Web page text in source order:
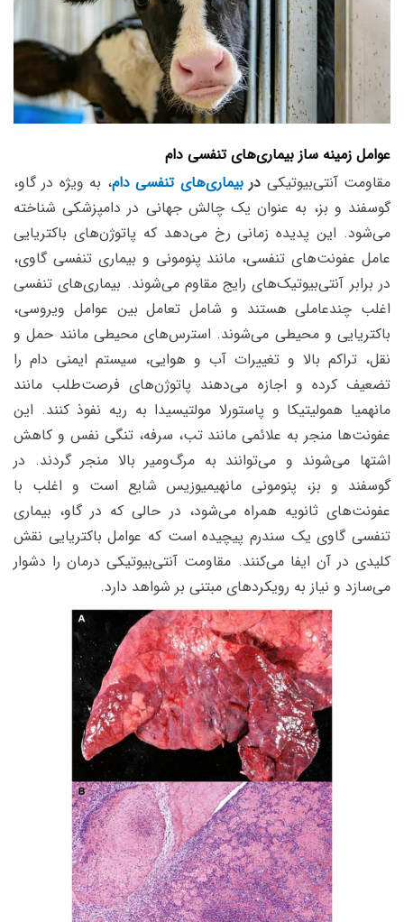
عوامل زمینه ساز بیماری‌های تنفسی دام
مقاومت آنتی‌بیوتیکی دربیماری‌های تنفسی دام، به ویژه در گاو،
گوسفند و بز، به عنوان یک چالش جهانی در دامپزشکی شناخته
می‌شود. این پدیده زمانی رخ می‌دهد که پاتوژن‌های باکتریایی
عامل عفونت‌های تنفسی، مانند پنومونی و بیماری تنفسی گاوی،
در برابر آنتی‌بیوتیک‌های رایج مقاوم می‌شوند. بیماری‌های تنفسی
اغلب چندعاملی هستند و شامل تعامل بین عوامل ویروسی،
باکتریایی و محیطی می‌شوند. استرس‌های محیطی مانند حمل و
نقل، تراکم بالا و تغییرات آب و هوایی، سیستم ایمنی دام را
تضعیف کرده و اجازه می‌دهند پاتوژن‌های فرصت‌طلب مانند
مانهمیا همولیتیکا و پاستورلا مولتیسیدا به ریه نفوذ کنند. این
عفونت‌ها منجر به علائمی مانند تب، سرفه، تنگی نفس و کاهش
اشتها می‌شوند و می‌توانند به مرگ‌ومیر بالا منجر گردند. در
گوسفند و بز، پنومونی مانهیمیوزیس شایع است و اغلب با
عفونت‌های ثانویه همراه می‌شود، در حالی که در گاو، بیماری
تنفسی گاوی یک سندرم پیچیده است که عوامل باکتریایی نقش
کلیدی در آن ایفا می‌کنند. مقاومت آنتی‌بیوتیکی درمان را دشوار
می‌سازد و نیاز به رویکردهای مبتنی بر شواهد دارد.